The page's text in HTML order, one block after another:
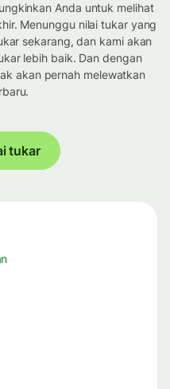
Anda untuk melihat
Menunggu nilai tukar yang
sekarang, dan kami akan
lebih baik. Dan dengan
akan pernah melewatkan
tukar